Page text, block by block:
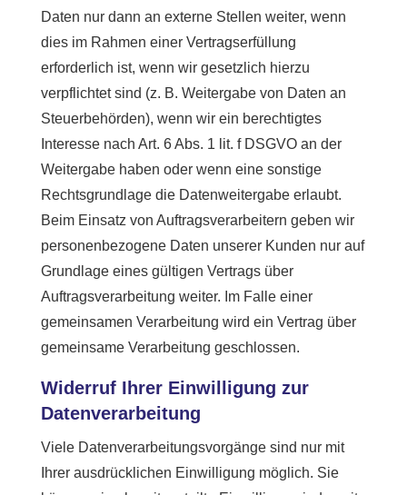
Daten nur dann an externe Stellen weiter, wenn
dies im Rahmen einer Vertragserfüllung
erforderlich ist, wenn wir gesetzlich hierzu
verpflichtet sind (z. B. Weitergabe von Daten an
Steuerbehörden), wenn wir ein berechtigtes
Interesse nach Art. 6 Abs. 1 lit. f DSGVO an der
Weitergabe haben oder wenn eine sonstige
Rechtsgrundlage die Datenweitergabe erlaubt.
Beim Einsatz von Auftragsverarbeitern geben wir
personenbezogene Daten unserer Kunden nur auf
Grundlage eines gültigen Vertrags über
Auftragsverarbeitung weiter. Im Falle einer
gemeinsamen Verarbeitung wird ein Vertrag über
gemeinsame Verarbeitung geschlossen.
Widerruf Ihrer Einwilligung zur
Datenverarbeitung
Viele Datenverarbeitungsvorgänge sind nur mit
Ihrer ausdrücklichen Einwilligung möglich. Sie